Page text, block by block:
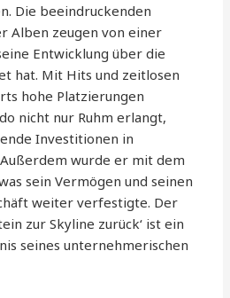
Die beeindruckenden
Alben zeugen von einer
Entwicklung über die
hat. Mit Hits und zeitlosen
hohe Platzierungen
nicht nur Ruhm erlangt,
Investitionen in
wurde er mit dem
sein Vermögen und seinen
weiter verfestigte. Der
zur Skyline zurück‘ ist ein
seines unternehmerischen